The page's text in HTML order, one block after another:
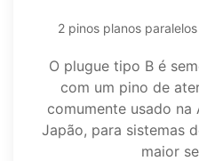
2 pinos planos
O plugue tipo B é
com um pino de
comumente usado
Japão, para sistemas
maior